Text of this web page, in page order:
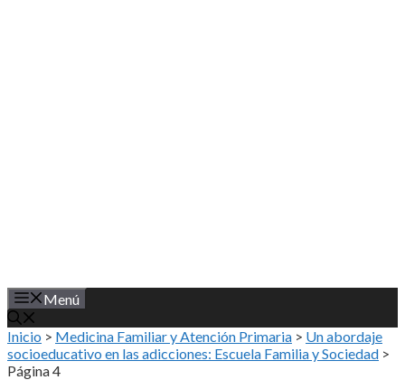
Menú
Inicio > Medicina Familiar y Atención Primaria > Un abordaje
socioeducativo en las adicciones: Escuela Familia y Sociedad >
Página 4